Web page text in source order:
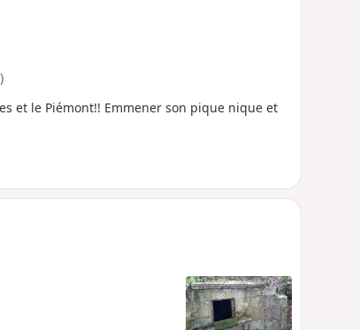
et le Piémont!! Emmener son pique nique et